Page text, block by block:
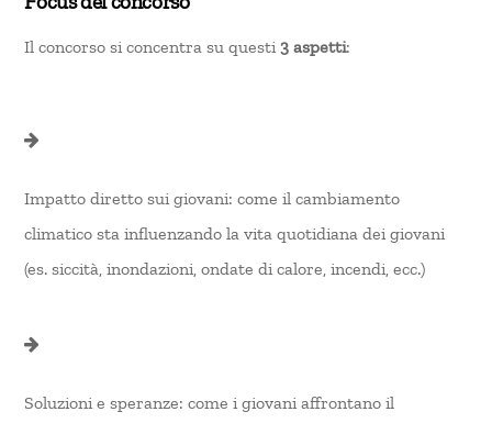
Il concorso si concentra su questi3 aspetti:
Impatto diretto sui giovani: come il cambiamento
climatico sta influenzando la vita quotidiana dei giovani
(es. siccità, inondazioni, ondate di calore, incendi, ecc.)
Soluzioni e speranze: come i giovani affrontano il